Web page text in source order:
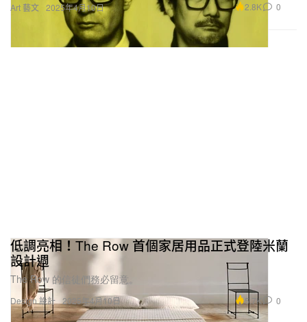
Art 藝文 2025年4月10日 2.8K 0
Design 設計
低調亮相！The Row 首個家居用品正式登陸米蘭
設計週
The Row 的信徒們務必留意。
2025年4月10日 5.7K 0